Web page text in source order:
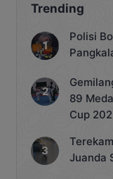
Trending
Polisi
89
Cup
Juanda